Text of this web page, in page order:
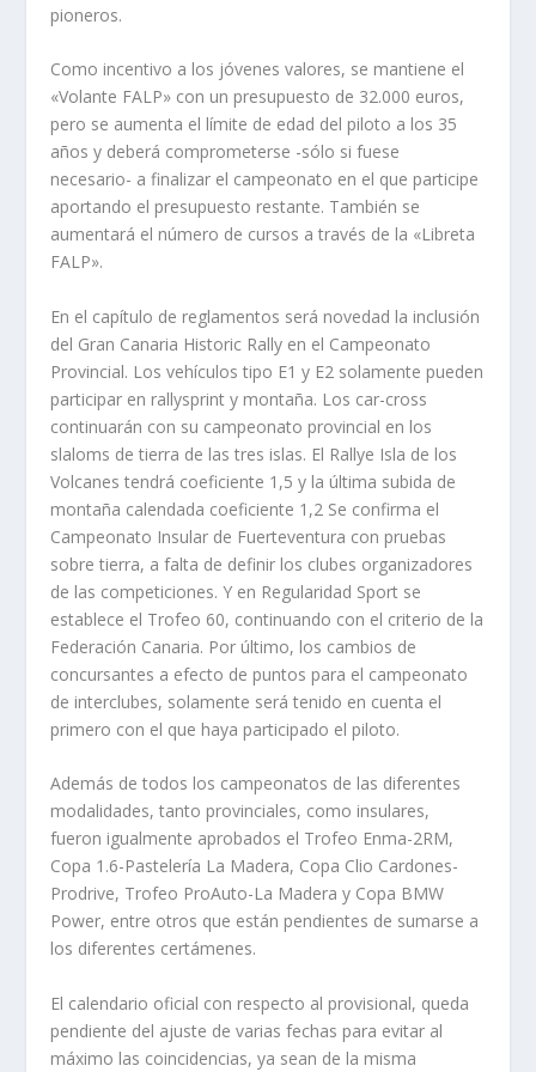
pioneros.
Como incentivo a los jóvenes valores, se mantiene el
«Volante FALP» con un presupuesto de 32.000 euros,
pero se aumenta el límite de edad del piloto a los 35
años y deberá comprometerse -sólo si fuese
necesario- a finalizar el campeonato en el que participe
aportando el presupuesto restante. También se
aumentará el número de cursos a través de la «Libreta
FALP».
En el capítulo de reglamentos será novedad la inclusión
del Gran Canaria Historic Rally en el Campeonato
Provincial. Los vehículos tipo E1 y E2 solamente pueden
participar en rallysprint y montaña. Los car-cross
continuarán con su campeonato provincial en los
slaloms de tierra de las tres islas. El Rallye Isla de los
Volcanes tendrá coeficiente 1,5 y la última subida de
montaña calendada coeficiente 1,2 Se confirma el
Campeonato Insular de Fuerteventura con pruebas
sobre tierra, a falta de definir los clubes organizadores
de las competiciones. Y en Regularidad Sport se
establece el Trofeo 60, continuando con el criterio de la
Federación Canaria. Por último, los cambios de
concursantes a efecto de puntos para el campeonato
de interclubes, solamente será tenido en cuenta el
primero con el que haya participado el piloto.
Además de todos los campeonatos de las diferentes
modalidades, tanto provinciales, como insulares,
fueron igualmente aprobados el Trofeo Enma-2RM,
Copa 1.6-Pastelería La Madera, Copa Clio Cardones-
Prodrive, Trofeo ProAuto-La Madera y Copa BMW
Power, entre otros que están pendientes de sumarse a
los diferentes certámenes.
El calendario oficial con respecto al provisional, queda
pendiente del ajuste de varias fechas para evitar al
máximo las coincidencias, ya sean de la misma